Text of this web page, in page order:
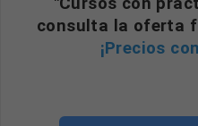
consulta la oferta
¡Precios